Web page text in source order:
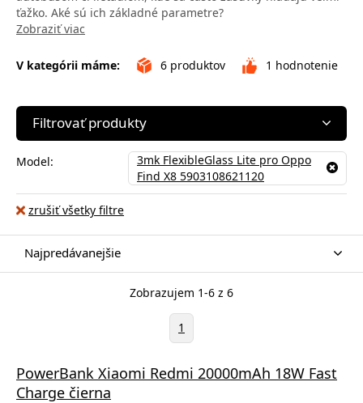
ťažko. Aké sú ich základné parametre?
Zobraziť viac
V kategórii máme: 6 produktov 1 hodnotenie
Filtrovať produkty
Model:
3mk FlexibleGlass Lite pro Oppo
Find X8 5903108621120
zrušiť všetky filtre
Najpredávanejšie
Zobrazujem 1-6 z 6
1
PowerBank Xiaomi Redmi 20000mAh 18W Fast
Charge čierna